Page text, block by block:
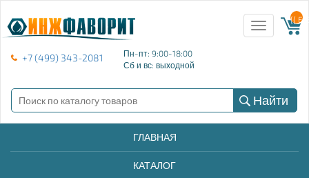
+7 (499) 343-2081
Пн-пт: 9:00-18:00
Сб и вс: выходной
Toggle
navigation
{{
Найти
ГЛАВНАЯ
КАТАЛОГ